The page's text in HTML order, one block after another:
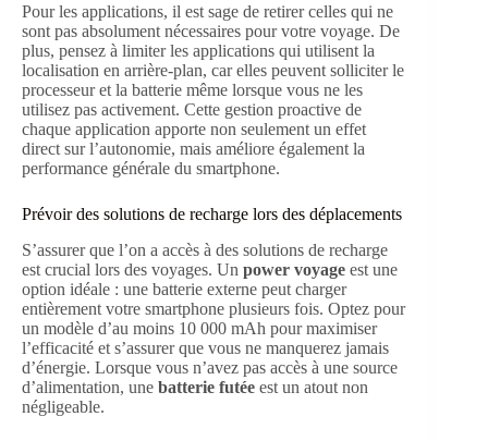
Pour les applications, il est sage de retirer celles qui ne
sont pas absolument nécessaires pour votre voyage. De
plus, pensez à limiter les applications qui utilisent la
localisation en arrière-plan, car elles peuvent solliciter le
processeur et la batterie même lorsque vous ne les
utilisez pas activement. Cette gestion proactive de
chaque application apporte non seulement un effet
direct sur l’autonomie, mais améliore également la
performance générale du smartphone.
Prévoir des solutions de recharge lors des déplacements
S’assurer que l’on a accès à des solutions de recharge
est crucial lors des voyages. Un power voyage est une
option idéale : une batterie externe peut charger
entièrement votre smartphone plusieurs fois. Optez pour
un modèle d’au moins 10 000 mAh pour maximiser
l’efficacité et s’assurer que vous ne manquerez jamais
d’énergie. Lorsque vous n’avez pas accès à une source
d’alimentation, une batterie futée est un atout non
négligeable.